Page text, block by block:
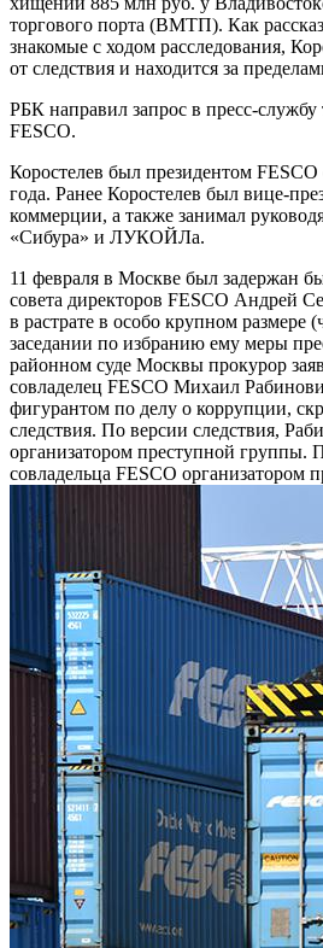
торгового порта (ВМТП). Как
знакомые с ходом расследования,
от следствия и находится за
РБК направил запрос в пресс-
FESCO.
Коростелев был президентом FESCO
года. Ранее Коростелев был вице-
коммерции, а также занимал
«Сибура» и ЛУКОЙЛа.
11 февраля в Москве был задержан
совета директоров FESCO Андрей
в растрате в особо крупном размере
заседании по избранию ему меры
районном суде Москвы прокурор
совладелец FESCO Михаил
фигурантом по делу о коррупции,
следствия. По версии следствия,
организатором преступной группы.
совладельца FESCO организатором